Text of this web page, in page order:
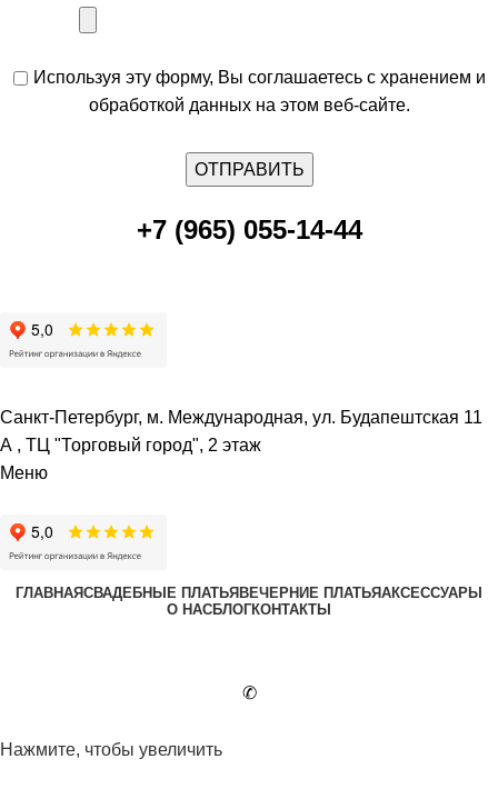
Используя эту форму, Вы соглашаетесь с хранением и
обработкой данных на этом веб-сайте.
+7 (965) 055-14-44
Санкт-Петербург, м. Международная, ул. Будапештская 11
А , ТЦ "Торговый город", 2 этаж
Меню
ГЛАВНАЯСВАДЕБНЫЕ ПЛАТЬЯ ВЕЧЕРНИЕ ПЛАТЬЯАКСЕССУАРЫ
О НАСБЛОГКОНТАКТЫ
✆
Нажмите, чтобы увеличить